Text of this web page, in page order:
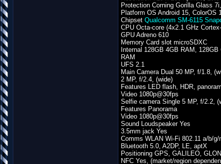
Protection Corning Gorilla Glass
Platform OS Android 15, ColorOS
Chipset Qualcomm SM-6115
CPU Octa-core (4x2.1 GHz
GPU Adreno 610
Memory Card slot microSDXC
Internal 128GB 4GB RAM,
RAM
UFS 2.1
Main Camera Dual 50 MP, f/1.8,
2 MP, f/2.4, (wide)
Features LED flash, HDR,
Video 1080p@30fps
Selfie camera Single 5 MP, f/2.2,
Features Panorama
Video 1080p@30fps
Sound Loudspeaker Yes
3.5mm jack Yes
Comms WLAN Wi-Fi 802.11 a/b/g/
Bluetooth 5.0, A2DP, LE, aptX
Positioning GPS, GALILEO,
NFC Yes, (market/region